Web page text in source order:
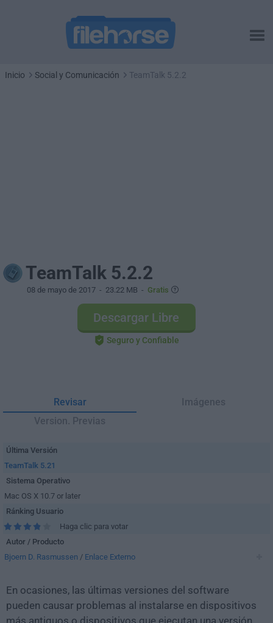
Inicio Social y Comunicación TeamTalk 5.2.2
TeamTalk 5.2.2
08 de mayo de 2017 - 23.22 MB - Gratis
Descargar Libre
Seguro y Confiable
Revisar
Imágenes
Version. Previas
Última Versión
TeamTalk 5.21
Sistema Operativo
Mac OS X 10.7 or later
Ránking Usuario
Haga clic para votar
Autor / Producto
Bjoern D. Rasmussen / Enlace Externo
En ocasiones, las últimas versiones del software
pueden causar problemas al instalarse en dispositivos
más antiguos o dispositivos que ejecutan una versión